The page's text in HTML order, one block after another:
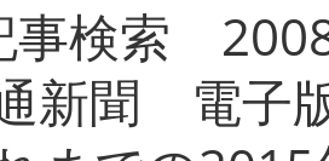
事検索
新聞 電子